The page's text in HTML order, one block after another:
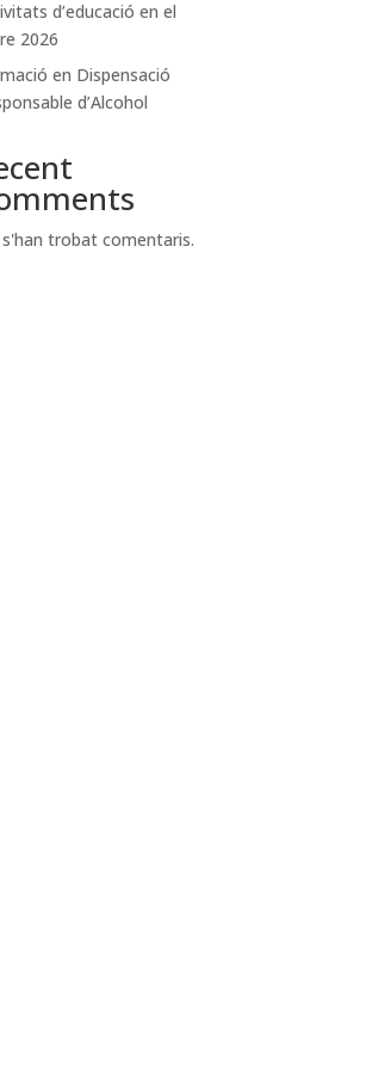
d’educació en el
2026
en Dispensació
d’Alcohol
trobat comentaris.